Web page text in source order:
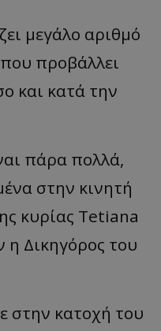
μεγάλο αριθμό
προβάλλει
και κατά την
πάρα πολλά,
στην κινητή
κυρίας Tetiana
η Δικηγόρος του
στην κατοχή του